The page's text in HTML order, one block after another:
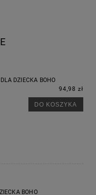
DZIECKA BOHO
94,98 zł
DO KOSZYKA
BOHO